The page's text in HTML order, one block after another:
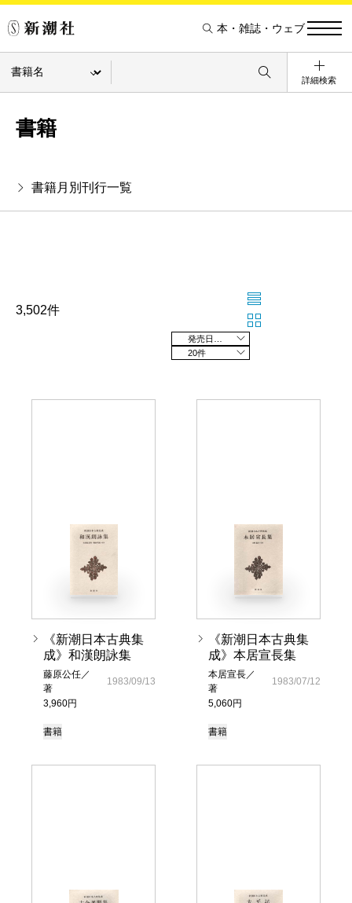
本・雑誌・ウェブ
詳細検索
書籍
書籍月別刊行一覧
3,502件
20件
《新潮日本古典集
成》和漢朗詠集
藤原公任／
著
3,960円
1983/09/13
書籍
《新潮日本古典集
成》本居宣長集
本居宣長／
著
5,060円
1983/07/12
書籍